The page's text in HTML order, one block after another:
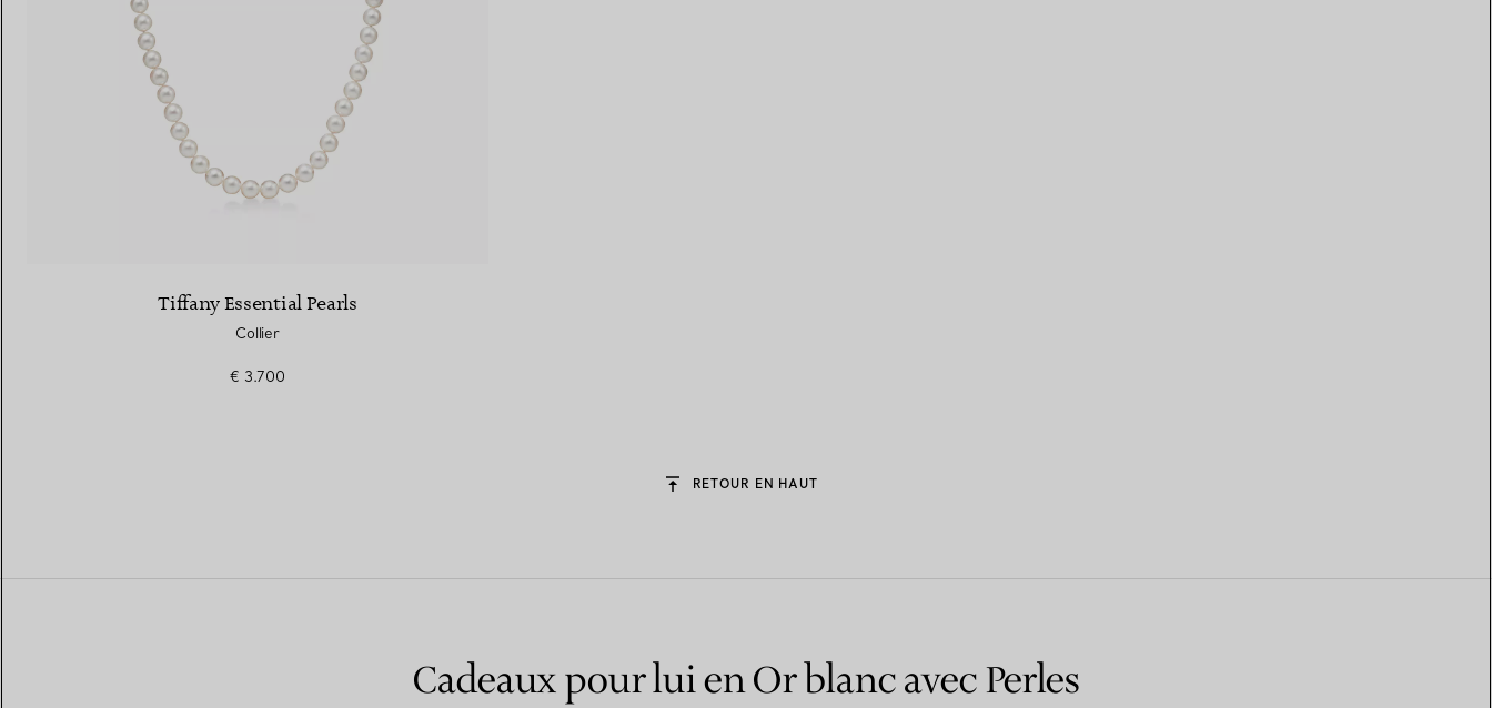
Tiffany Essential Pearls
Collier
€ 3.700
RETOUR EN HAUT
Cadeaux pour lui en Or blanc avec Perles